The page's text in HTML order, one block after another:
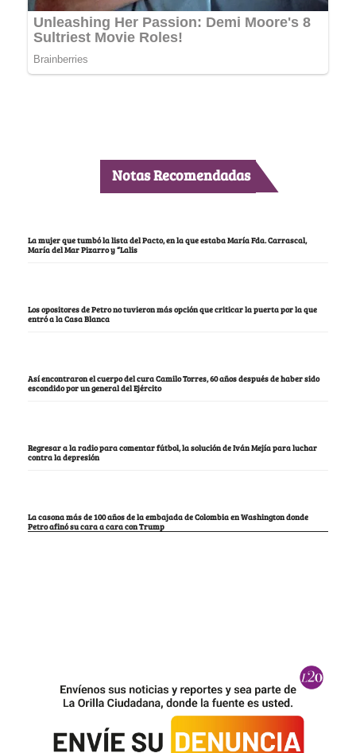
Notas Recomendadas
La mujer que tumbó la lista del Pacto, en la que estaba María Fda. Carrascal,
María del Mar Pizarro y “Lalis
Los opositores de Petro no tuvieron más opción que criticar la puerta por la que
entró a la Casa Blanca
Así encontraron el cuerpo del cura Camilo Torres, 60 años después de haber sido
escondido por un general del Ejército
Regresar a la radio para comentar fútbol, la solución de Iván Mejía para luchar
contra la depresión
La casona más de 100 años de la embajada de Colombia en Washington donde
Petro afinó su cara a cara con Trump